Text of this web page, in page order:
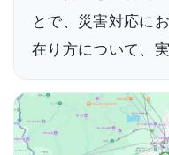
とで、災害対応に
在り方について、